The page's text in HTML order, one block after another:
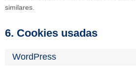
similares.
6. Cookies usadas
WordPress